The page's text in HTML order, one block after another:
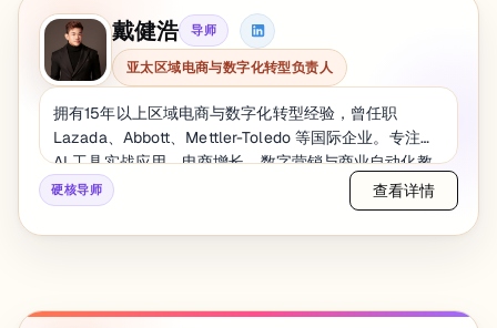
注课程体系设计、岗位SOP搭建、项目实训与职教出海
落地。
戴健浩 导师
亚太区域电商与数字化转型负责人
拥有15年以上区域电商与数字化转型经验，曾任职
Lazada、Abbott、Mettler-Toledo 等国际企业。专注于
AI 工具实战应用、电商增长、数字营销与商业自动化教
学，帮助学生与职场人士将 AI 真正应用到工作与业务
中。
硬核导师 查看详情